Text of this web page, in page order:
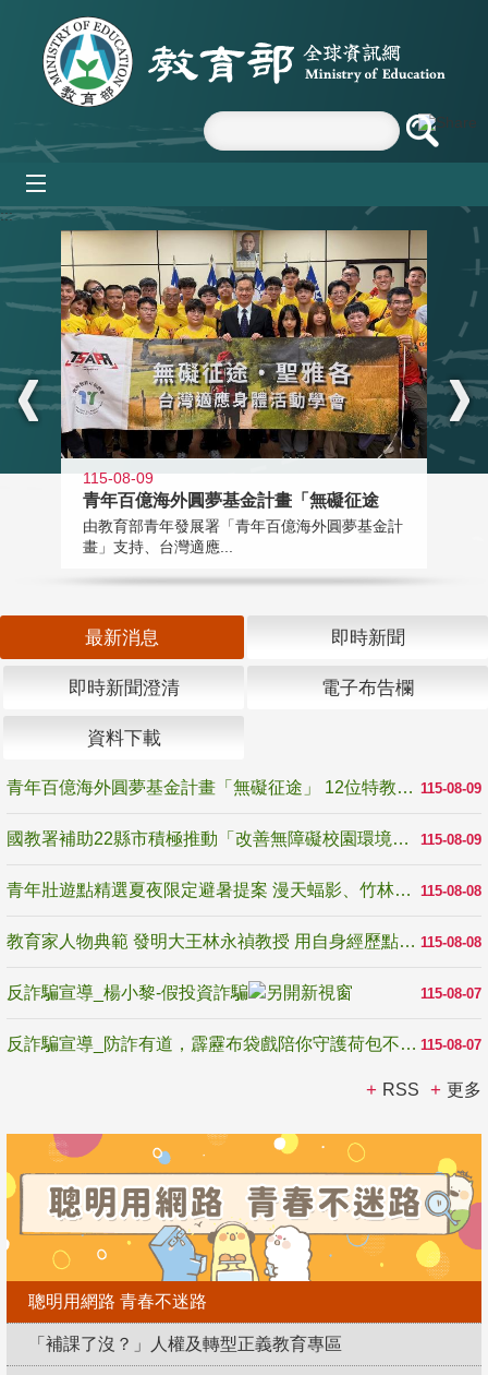
跳到主要內容區塊
:::
115-08-09
青年百億海外圓夢基金計畫「無礙征途
由教育部青年發展署「青年百億海外圓夢基金計
畫」支持、台灣適應...
最新消息 即時新聞
即時新聞澄清 電子布告欄
資料下載
115-08-09
青年百億海外圓夢基金計畫「無礙征途」 12位特教與弱勢青年勇闖西班牙 跨越感官限制見證生命蛻變
115-08-09
國教署補助22縣市積極推動「改善無障礙校園環境計畫」 打造友善、安全、無礙學習空間
115-08-08
青年壯遊點精選夏夜限定避暑提案 漫天蝠影、竹林尋蛙、茶香夜觀 邀青年暮色出發
115-08-08
教育家人物典範 發明大王林永禎教授 用自身經歷點亮學生的路
115-08-07
反詐騙宣導_楊小黎-假投資詐騙
115-08-07
反詐騙宣導_防詐有道，霹靂布袋戲陪你守護荷包不受騙
RSS 更多
聰明用網路 青春不迷路
「補課了沒？」人權及轉型正義教育專區